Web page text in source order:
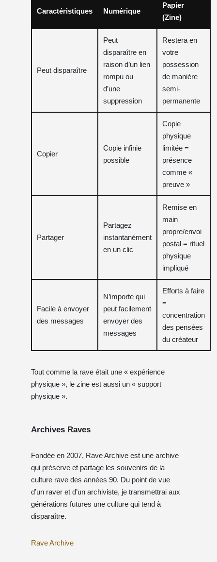
Caractéristiques Numérique
Papier
(Zine)
Peut disparaître
Peut
disparaître en
raison d’un lien
rompu ou
d’une
suppression
Restera en
votre
possession
de manière
semi-
permanente
Copier
Copie infinie
possible
Copie
physique
limitée =
présence
comme «
preuve »
Partager
Partagez
instantanément
en un clic
Remise en
main
propre/envoi
postal = rituel
physique
impliqué
Facile à envoyer
des messages
N’importe qui
peut facilement
envoyer des
messages
Efforts à faire
=
concentration
des pensées
du créateur
Tout comme la rave était une « expérience
physique », le zine est aussi un « support
physique ».
Archives Raves
Fondée en 2007, Rave Archive est une archive
qui préserve et partage les souvenirs de la
culture rave des années 90. Du point de vue
d’un raver et d’un archiviste, je transmettrai aux
générations futures une culture qui tend à
disparaître.
Rave Archive